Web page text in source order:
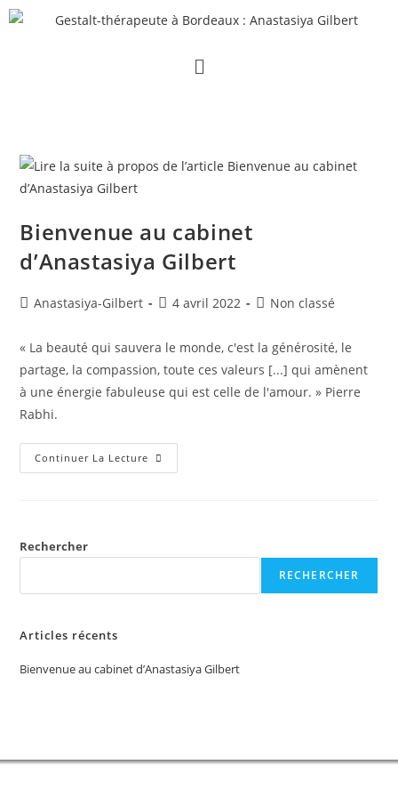
Bienvenue au cabinet
d’Anastasiya Gilbert
Anastasiya-Gilbert 4 avril 2022 Non classé
« La beauté qui sauvera le monde, c'est la générosité, le
partage, la compassion, toute ces valeurs [...] qui amènent
à une énergie fabuleuse qui est celle de l'amour. » Pierre
Rabhi.
Continuer La Lecture
Rechercher
RECHERCHER
Articles récents
Bienvenue au cabinet d’Anastasiya Gilbert